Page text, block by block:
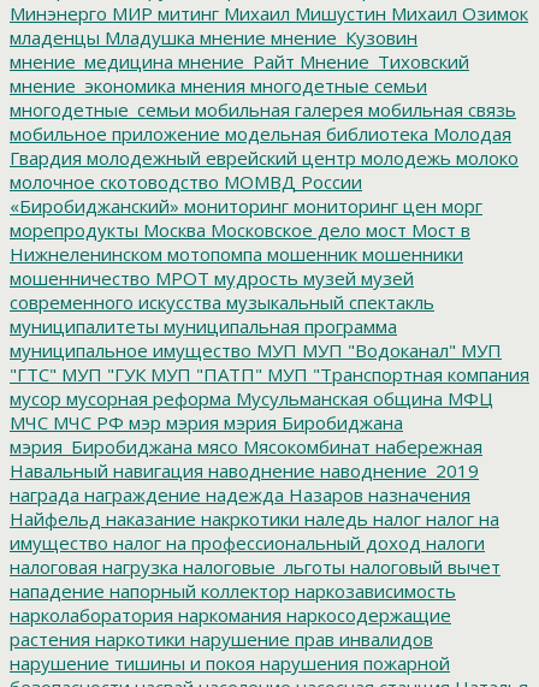
Минэнерго МИР митинг Михаил Мишустин Михаил Озимок
младенцы Младушка мнение мнение_Кузовин
мнение_медицина мнение_Райт Мнение_Тиховский
мнение_экономика мнения многодетные семьи
многодетные_семьи мобильная галерея мобильная связь
мобильное приложение модельная библиотека Молодая
Гвардия молодежный еврейский центр молодежь молоко
молочное скотоводство МОМВД России
«Биробиджанский» мониторинг мониторинг цен морг
морепродукты Москва Московское дело мост Мост в
Нижнеленинском мотопомпа мошенник мошенники
мошенничество МРОТ мудрость музей музей
современного искусства музыкальный спектакль
муниципалитеты муниципальная программа
муниципальное имущество МУП МУП "Водоканал" МУП
"ГТС" МУП "ГУК МУП "ПАТП" МУП "Транспортная компания
мусор мусорная реформа Мусульманская община МФЦ
МЧС МЧС РФ мэр мэрия мэрия Биробиджана
мэрия_Биробиджана мясо Мясокомбинат набережная
Навальный навигация наводнение наводнение_2019
награда награждение надежда Назаров назначения
Найфельд наказание накркотики наледь налог налог на
имущество налог на профессиональный доход налоги
налоговая нагрузка налоговые_льготы налоговый вычет
нападение напорный коллектор наркозависимость
нарколаборатория наркомания наркосодержащие
растения наркотики нарушение прав инвалидов
нарушение тишины и покоя нарушения пожарной